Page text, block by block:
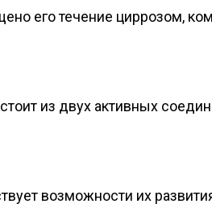
его течение циррозом,
из двух активных
возможности их